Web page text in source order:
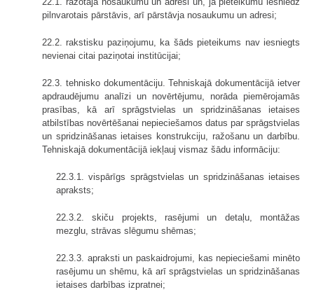
pilnvarotais pārstāvis, arī pārstāvja nosaukumu un adresi;
22.2. rakstisku paziņojumu, ka šāds pieteikums nav iesniegts
nevienai citai paziņotai institūcijai;
22.3. tehnisko dokumentāciju. Tehniskajā dokumentācijā ietver
apdraudējumu analīzi un novērtējumu, norāda piemērojamās
prasības, kā arī sprāgstvielas un spridzināšanas ietaises
atbilstības novērtēšanai nepieciešamos datus par sprāgstvielas
un spridzināšanas ietaises konstrukciju, ražošanu un darbību.
Tehniskajā dokumentācijā iekļauj vismaz šādu informāciju:
22.3.1. vispārīgs sprāgstvielas un spridzināšanas ietaises
apraksts;
22.3.2. skiču projekts, rasējumi un detaļu, montāžas
mezglu, strāvas slēgumu shēmas;
22.3.3. apraksti un paskaidrojumi, kas nepieciešami minēto
rasējumu un shēmu, kā arī sprāgstvielas un spridzināšanas
ietaises darbības izpratnei;